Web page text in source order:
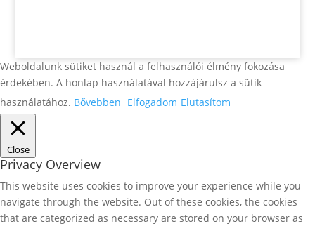
Weboldalunk sütiket használ a felhasználói élmény fokozása
érdekében. A honlap használatával hozzájárulsz a sütik
használatához. Bővebben Elfogadom Elutasítom
Close
Privacy Overview
This website uses cookies to improve your experience while you
navigate through the website. Out of these cookies, the cookies
that are categorized as necessary are stored on your browser as